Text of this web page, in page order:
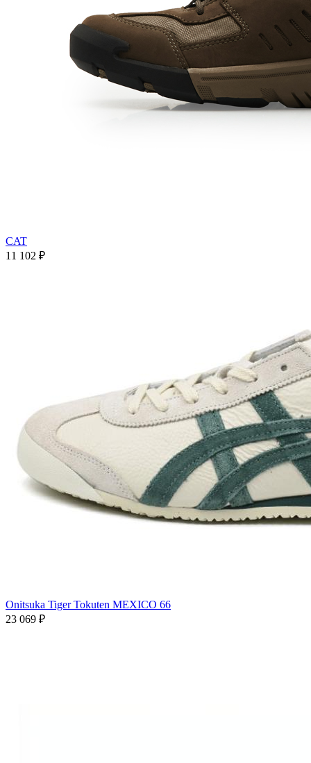
CAT
11 102 ₽
Onitsuka Tiger Tokuten MEXICO 66
23 069 ₽